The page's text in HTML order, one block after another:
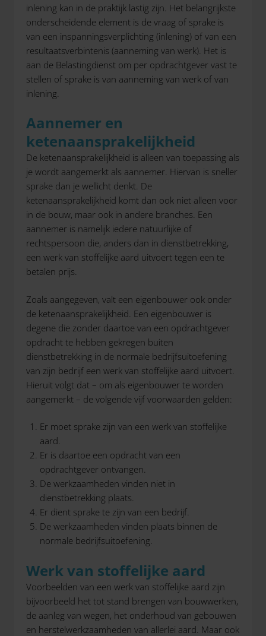
inlening kan in de praktijk lastig zijn. Het belangrijkste
onderscheidende element is de vraag of sprake is
van een inspanningsverplichting (inlening) of van een
resultaatsverbintenis (aanneming van werk). Het is
aan de Belastingdienst om per opdrachtgever vast te
stellen of sprake is van aanneming van werk of van
inlening.
Aannemer en
ketenaansprakelijkheid
De ketenaansprakelijkheid is alleen van toepassing als
je wordt aangemerkt als aannemer. Hiervan is sneller
sprake dan je wellicht denkt. De
ketenaansprakelijkheid komt dan ook niet alleen voor
in de bouw, maar ook in andere branches. Een
aannemer is namelijk iedere natuurlijke of
rechtspersoon die, anders dan in dienstbetrekking,
een werk van stoffelijke aard uitvoert tegen een te
betalen prijs.
Zoals aangegeven, valt een eigenbouwer ook onder
de ketenaansprakelijkheid. Een eigenbouwer is
degene die zonder daartoe van een opdrachtgever
opdracht te hebben gekregen buiten
dienstbetrekking in de normale bedrijfsuitoefening
van zijn bedrijf een werk van stoffelijke aard uitvoert.
Hieruit volgt dat – om als eigenbouwer te worden
aangemerkt – de volgende vijf voorwaarden gelden:
Er moet sprake zijn van een werk van stoffelijke
aard.
Er is daartoe een opdracht van een
opdrachtgever ontvangen.
De werkzaamheden vinden niet in
dienstbetrekking plaats.
Er dient sprake te zijn van een bedrijf.
De werkzaamheden vinden plaats binnen de
normale bedrijfsuitoefening.
Werk van stoffelijke aard
Voorbeelden van een werk van stoffelijke aard zijn
bijvoorbeeld het tot stand brengen van bouwwerken,
de aanleg van wegen, het onderhoud van gebouwen
en herstelwerkzaamheden van allerlei aard. Maar ook